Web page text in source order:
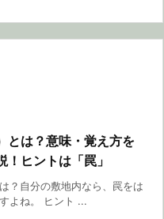
とは？意味・覚え方を
ヒントは「罠」
？自分の敷地内なら、罠をは
よね。 ヒント ...